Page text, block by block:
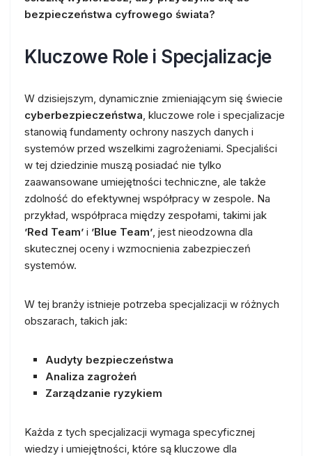
bezpieczeństwa cyfrowego świata?
Kluczowe Role i Specjalizacje
W dzisiejszym, dynamicznie zmieniającym się świecie
cyberbezpieczeństwa, kluczowe role i specjalizacje
stanowią fundamenty ochrony naszych danych i
systemów przed wszelkimi zagrożeniami. Specjaliści
w tej dziedzinie muszą posiadać nie tylko
zaawansowane umiejętności techniczne, ale także
zdolność do efektywnej współpracy w zespole. Na
przykład, współpraca między zespołami, takimi jak
’Red Team’ i ’Blue Team’, jest nieodzowna dla
skutecznej oceny i wzmocnienia zabezpieczeń
systemów.
W tej branży istnieje potrzeba specjalizacji w różnych
obszarach, takich jak:
Audyty bezpieczeństwa
Analiza zagrożeń
Zarządzanie ryzykiem
Każda z tych specjalizacji wymaga specyficznej
wiedzy i umiejętności, które są kluczowe dla